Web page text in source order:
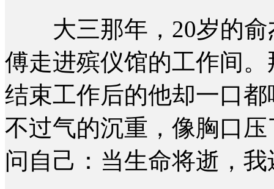
大三那年，20岁的俞
傅走进殡仪馆的工作间
结束工作后的他却一口
不过气的沉重，像胸口
问自己：当生命将逝，